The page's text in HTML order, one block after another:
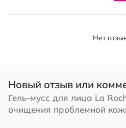
Нет
Новый отзыв или
Гель-мусс для лица La
очищения проблемной